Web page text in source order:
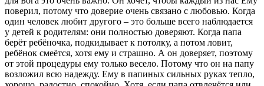
поверил, потому что доверие очень связано с любовью. Когда
один человек любит другого – это больше всего наблюдается
у детей к родителям: они полностью доверяют. Когда папа
берёт ребёночка, подкидывает к потолку, а потом ловит,
ребёнок смеётся, хотя ему и страшно. А он доверяет, поэтому
от этой процедуры ему только весело. Потому что он на папу
возложил всю надежду. Ему в папиных сильных руках тепло,